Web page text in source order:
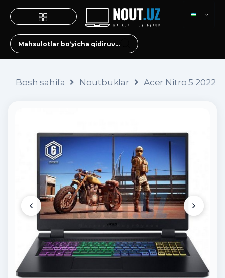
Bosh sahifa Noutbuklar Acer Nitro 5 2022